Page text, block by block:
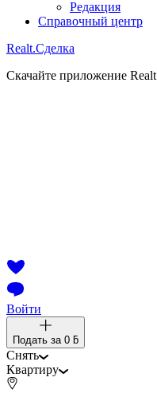
Редакция
Справочный центр
Realt.Сделка
Скачайте приложение Realt
Войти
Подать за 0 ƃ
Снять
Квартиру